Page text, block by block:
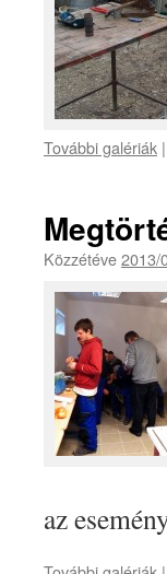
További galériák |
Közzétéve2013/
az